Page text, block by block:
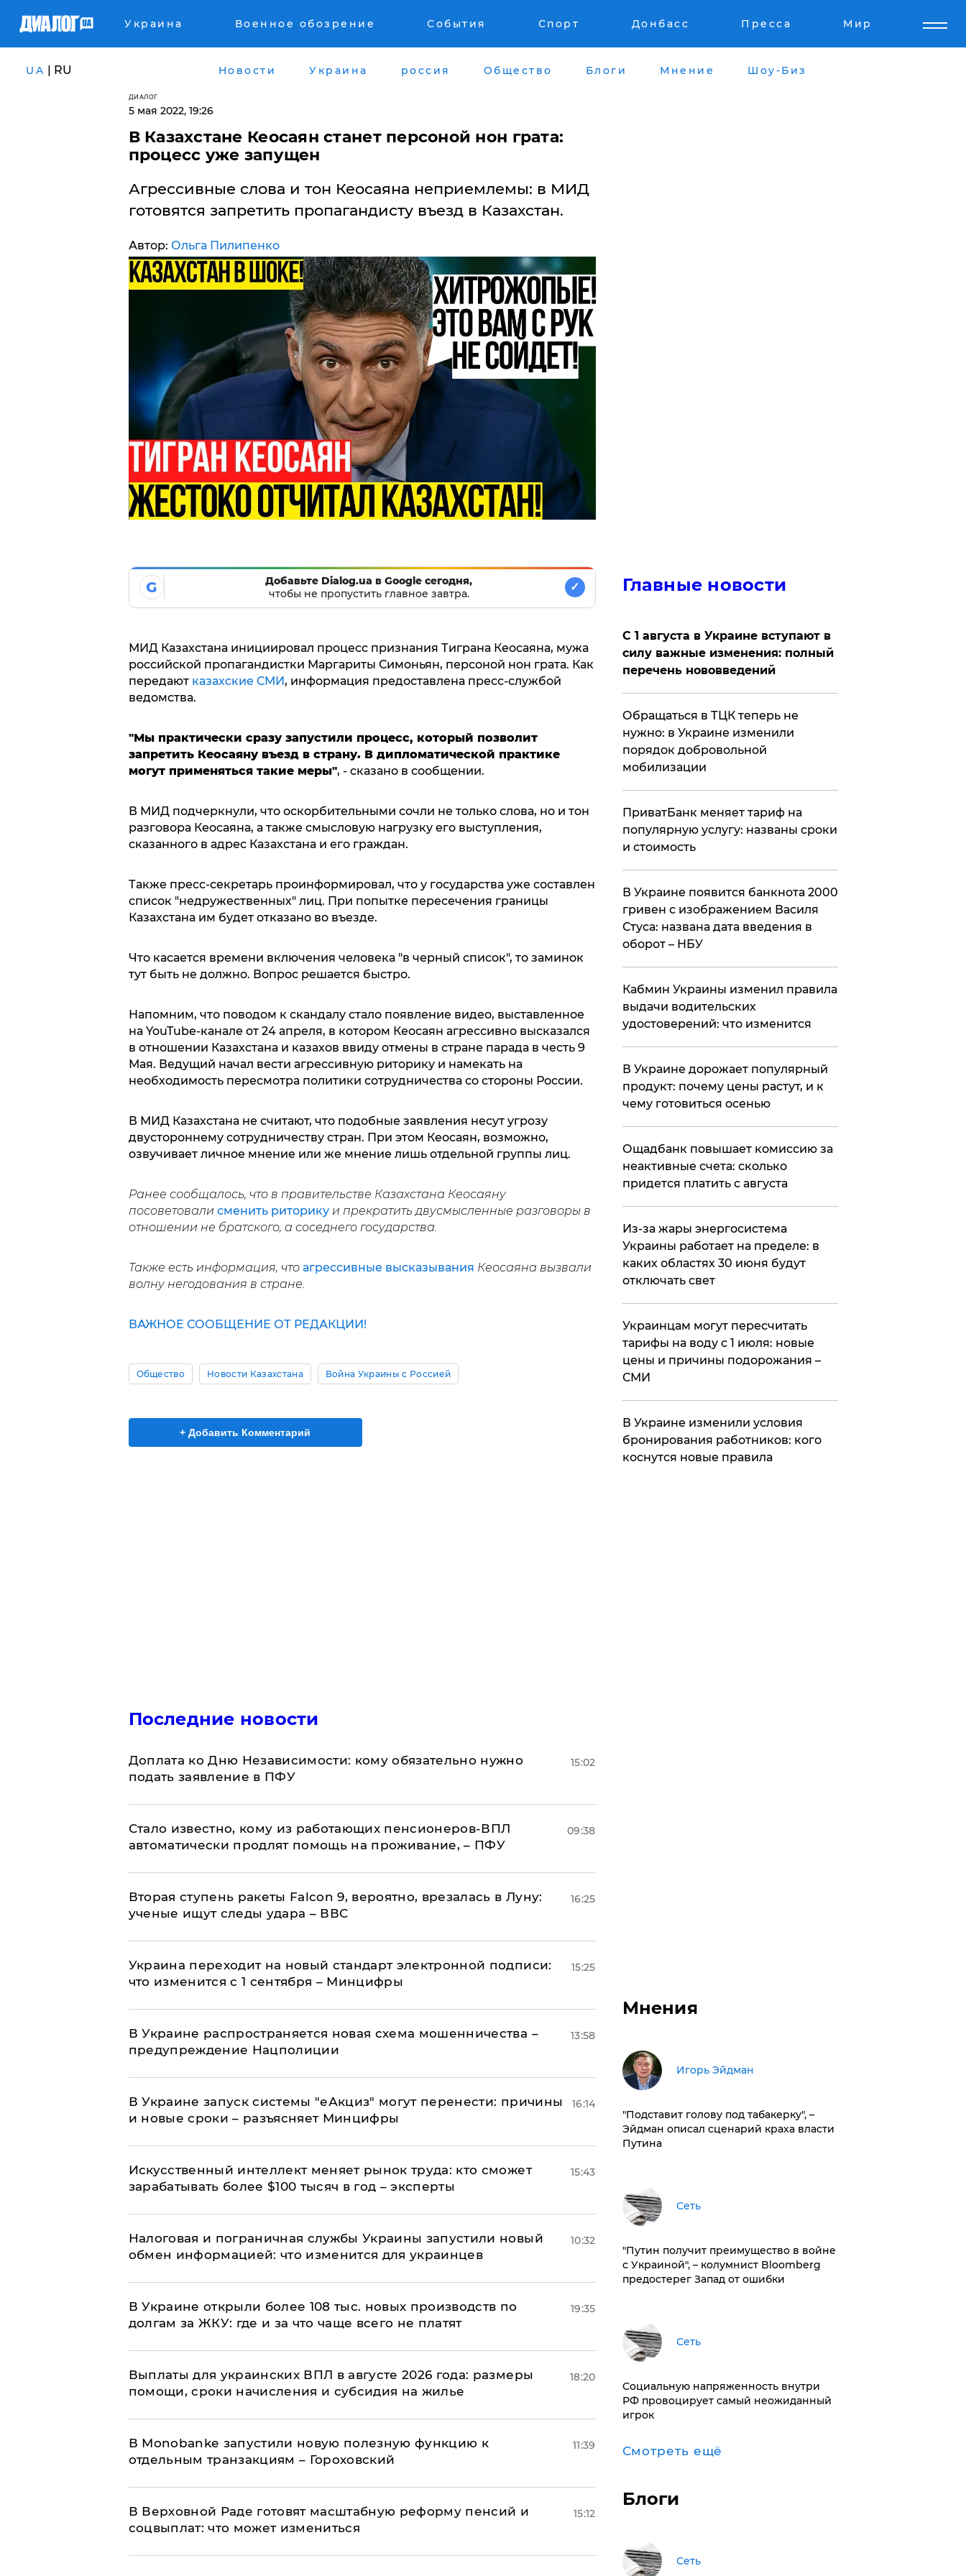
Украина Военное обозрение События Спорт Донбасс Пресса Мир
UA | RU Новости Украина россия Общество Блоги Мнение Шоу-Биз
ДИАЛОГ
5 мая 2022, 19:26
В Казахстане Кеосаян станет персоной нон грата:
процесс уже запущен
Агрессивные слова и тон Кеосаяна неприемлемы: в МИД
готовятся запретить пропагандисту въезд в Казахстан.
Автор: Ольга Пилипенко
G
Добавьте Dialog.ua в Google сегодня,
чтобы не пропустить главное завтра.
✓
МИД Казахстана инициировал процесс признания Тиграна Кеосаяна, мужа
российской пропагандистки Маргариты Симоньян, персоной нон грата. Как
передают казахские СМИ, информация предоставлена пресс-службой
ведомства.
"Мы практически сразу запустили процесс, который позволит
запретить Кеосаяну въезд в страну. В дипломатической практике
могут применяться такие меры", - сказано в сообщении.
В МИД подчеркнули, что оскорбительными сочли не только слова, но и тон
разговора Кеосаяна, а также смысловую нагрузку его выступления,
сказанного в адрес Казахстана и его граждан.
Также пресс-секретарь проинформировал, что у государства уже составлен
список "недружественных" лиц. При попытке пересечения границы
Казахстана им будет отказано во въезде.
Что касается времени включения человека "в черный список", то заминок
тут быть не должно. Вопрос решается быстро.
Напомним, что поводом к скандалу стало появление видео, выставленное
на YouTube-канале от 24 апреля, в котором Кеосаян агрессивно высказался
в отношении Казахстана и казахов ввиду отмены в стране парада в честь 9
Мая. Ведущий начал вести агрессивную риторику и намекать на
необходимость пересмотра политики сотрудничества со стороны России.
В МИД Казахстана не считают, что подобные заявления несут угрозу
двустороннему сотрудничеству стран. При этом Кеосаян, возможно,
озвучивает личное мнение или же мнение лишь отдельной группы лиц.
Ранее сообщалось, что в правительстве Казахстана Кеосаяну
посоветовали сменить риторикуи прекратить двусмысленные разговоры в
отношении не братского, а соседнего государства.
Также есть информация, что агрессивные высказывания Кеосаяна вызвали
волну негодования в стране.
ВАЖНОЕ СООБЩЕНИЕ ОТ РЕДАКЦИИ!
Общество Новости Казахстана Война Украины с Россией
+ Добавить Комментарий
Последние новости
Доплата ко Дню Независимости: кому обязательно нужно
подать заявление в ПФУ
15:02
Стало известно, кому из работающих пенсионеров-ВПЛ
автоматически продлят помощь на проживание, – ПФУ
09:38
Вторая ступень ракеты Falcon 9, вероятно, врезалась в Луну:
ученые ищут следы удара – ВВС
16:25
Украина переходит на новый стандарт электронной подписи:
что изменится с 1 сентября – Минцифры
15:25
В Украине распространяется новая схема мошенничества –
предупреждение Нацполиции
13:58
В Украине запуск системы "еАкциз" могут перенести: причины
и новые сроки – разъясняет Минцифры
16:14
Искусственный интеллект меняет рынок труда: кто сможет
зарабатывать более $100 тысяч в год – эксперты
15:43
Налоговая и пограничная службы Украины запустили новый
обмен информацией: что изменится для украинцев
10:32
В Украине открыли более 108 тыс. новых производств по
долгам за ЖКУ: где и за что чаще всего не платят
19:35
Выплаты для украинских ВПЛ в августе 2026 года: размеры
помощи, сроки начисления и субсидия на жилье
18:20
В Мonobankе запустили новую полезную функцию к
отдельным транзакциям – Гороховский
11:39
В Верховной Раде готовят масштабную реформу пенсий и
соцвыплат: что может измениться
15:12
Главные новости
С 1 августа в Украине вступают в
силу важные изменения: полный
перечень нововведений
Обращаться в ТЦК теперь не
нужно: в Украине изменили
порядок добровольной
мобилизации
ПриватБанк меняет тариф на
популярную услугу: названы сроки
и стоимость
В Украине появится банкнота 2000
гривен с изображением Василя
Стуса: названа дата введения в
оборот – НБУ
Кабмин Украины изменил правила
выдачи водительских
удостоверений: что изменится
В Украине дорожает популярный
продукт: почему цены растут, и к
чему готовиться осенью
​Ощадбанк повышает комиссию за
неактивные счета: сколько
придется платить с августа
Из-за жары энергосистема
Украины работает на пределе: в
каких областях 30 июня будут
отключать свет
Украинцам могут пересчитать
тарифы на воду с 1 июля: новые
цены и причины подорожания –
СМИ
В Украине изменили условия
бронирования работников: кого
коснутся новые правила
Мнения
Игорь Эйдман
​"Подставит голову под табакерку", –
Эйдман описал сценарий краха власти
Путина
Сеть
"Путин получит преимущество в войне
с Украиной", – колумнист Bloomberg
предостерег Запад от ошибки
Сеть
Социальную напряженность внутри
РФ провоцирует самый неожиданный
игрок
Смотреть ещё
Блоги
Сеть